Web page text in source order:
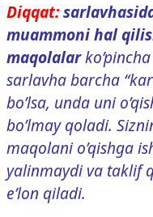
Diqqat:
muammoni hal
maqolalar
sarlavha barcha
bo’lsa, unda uni
bo’lmay qoladi.
maqolani o’qishga
yalinmaydi va taklif
e’lon qiladi.